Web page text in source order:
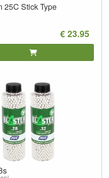
25C Stick Type
€ 23.95